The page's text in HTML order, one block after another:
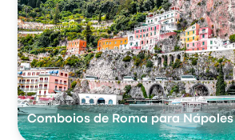
Comboios de Roma para Nápoles